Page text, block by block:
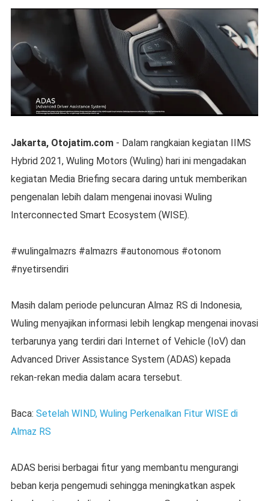
Jakarta, Otojatim.com- Dalam rangkaian kegiatan IIMS
Hybrid 2021, Wuling Motors (Wuling) hari ini mengadakan
kegiatan Media Briefing secara daring untuk memberikan
pengenalan lebih dalam mengenai inovasi Wuling
Interconnected Smart Ecosystem (WISE).
#wulingalmazrs #almazrs #autonomous #otonom
#nyetirsendiri
Masih dalam periode peluncuran Almaz RS di Indonesia,
Wuling menyajikan informasi lebih lengkap mengenai inovasi
terbarunya yang terdiri dari Internet of Vehicle (IoV) dan
Advanced Driver Assistance System (ADAS) kepada
rekan-rekan media dalam acara tersebut.
Baca: Setelah WIND, Wuling Perkenalkan Fitur WISE di
Almaz RS
ADAS berisi berbagai fitur yang membantu mengurangi
beban kerja pengemudi sehingga meningkatkan aspek